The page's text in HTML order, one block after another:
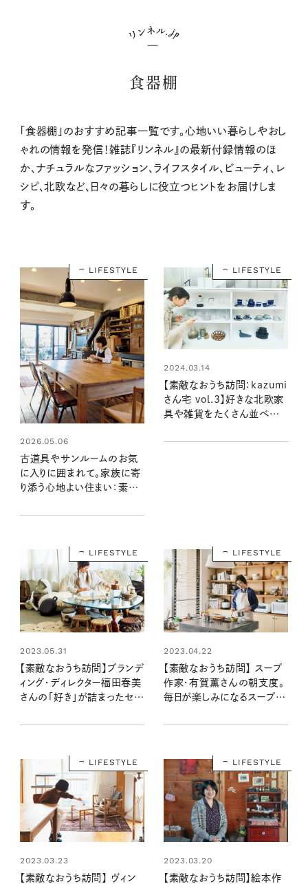
食器棚
「食器棚」のおすすめ記事一覧です。心地いい暮らしやおし
ゃれの情報を発信！雑誌『リンネル』の最新付録情報のほ
か、ナチュラルなファッション、ライフスタイル、ビューティ、レ
シピ、北欧など、日々の暮らしに役立つヒントをお届けしま
す。
LIFESTYLE
2026.05.06
古道具やサンルームのお気
に入りに囲まれて。家族に寄
り添う心地よい住まい：素敵
LIFESTYLE
2024.03.14
【素敵なおうち訪問：kazumi
さん宅 vol.3】好きな北欧家
具や雑貨をたくさん並べた、
納」
LIFESTYLE
2023.05.31
【素敵なおうち訪問】ブランデ
ィング・ディレクター福田春美
さんの「好き」が詰まったセン
LIFESTYLE
2023.04.22
【素敵なおうち訪問】 スープ
作家・有賀薫さんの朝支度。
毎日が楽しみになるスープの
LIFESTYLE
2023.03.23
【素敵なおうち訪問】 ヴィン
LIFESTYLE
2023.03.20
【素敵なおうち訪問】絵本作